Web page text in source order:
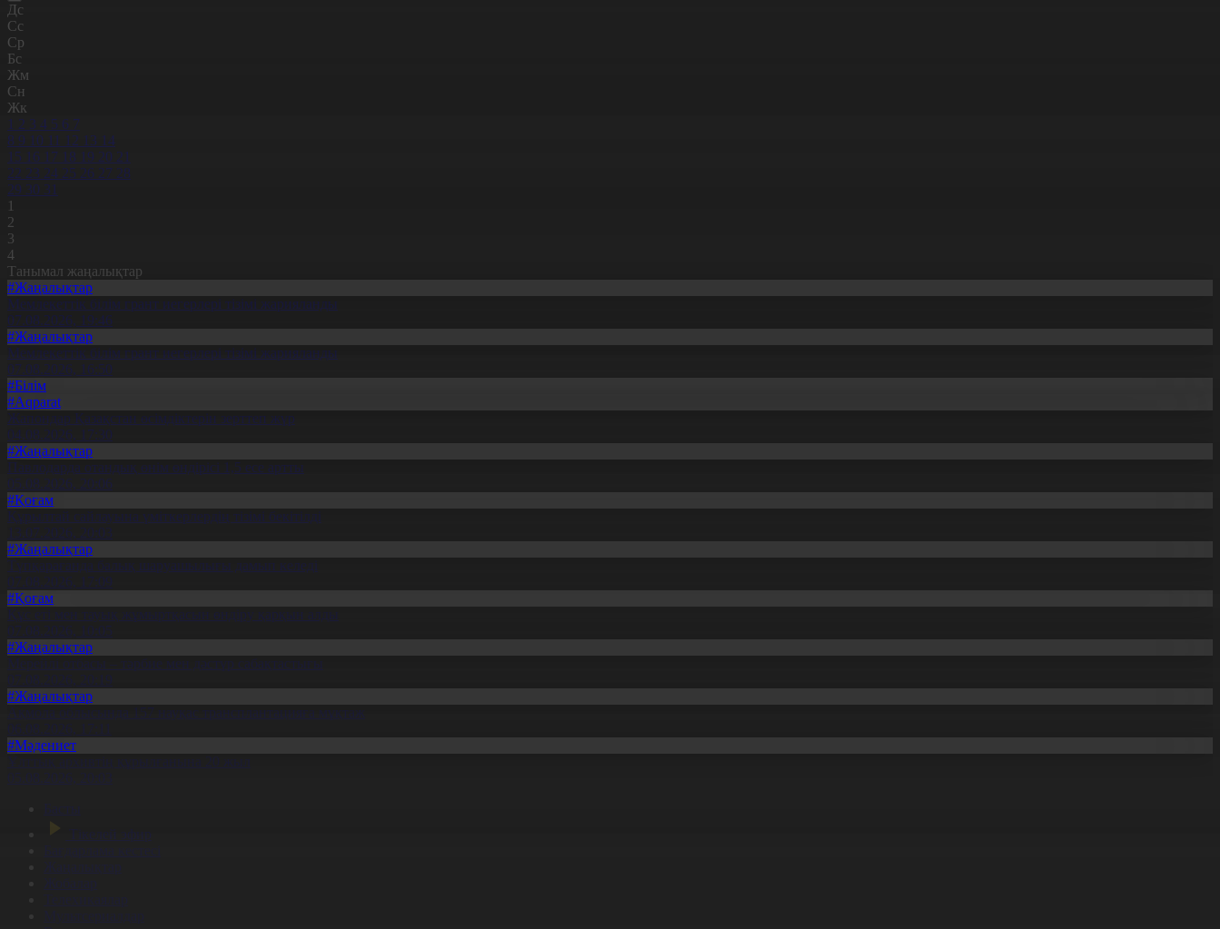
Дс
Сс
Ср
Бс
Жм
Сн
Жк
1 2 3 4 5 6 7
8 9 10 11 12 13 14
15 16 17 18 19 20 21
22 23 24 25 26 27 28
29 30 31
1
2
3
4
Танымал жаңалықтар
#Жаңалықтар
Мемлекеттік білім грант иегерлері тізімі жарияланды
07.08.2026, 19:46
#Жаңалықтар
Мемлекеттік білім грант иегерлері тізімі жарияланды
07.08.2026, 16:50
#Білім
#Aqparat
Жапондар Қазақстан өсімдіктерін зерттеп жүр
04.08.2026, 17:30
#Жаңалықтар
Павлодарда отандық өнім өндірісі 1,5 есе артты
05.08.2026, 20:06
#Қоғам
Құрылтай сайлауына үміткерлердің тізімі бекітілді
13.07.2026, 20:03
#Жаңалықтар
Түпқарағанда балық шаруашылығы дамып келеді
07.08.2026, 17:09
#Қоғам
Құс еті мен тауық жұмыртқасын өндіру қарқын алды
07.08.2026, 10:05
#Жаңалықтар
Мерейлі отбасы – тәрбие мен дәстүр сабақтастығы
07.08.2026, 20:19
#Жаңалықтар
Ақмола облысында 157 науқас трансплантацияға мұқтаж
06.08.2026, 17:11
#Мәдениет
Тікелей эфир